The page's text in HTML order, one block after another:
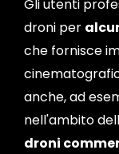
Gli utenti
droni per
che fornisce
anche, ad
nell'ambito
droni